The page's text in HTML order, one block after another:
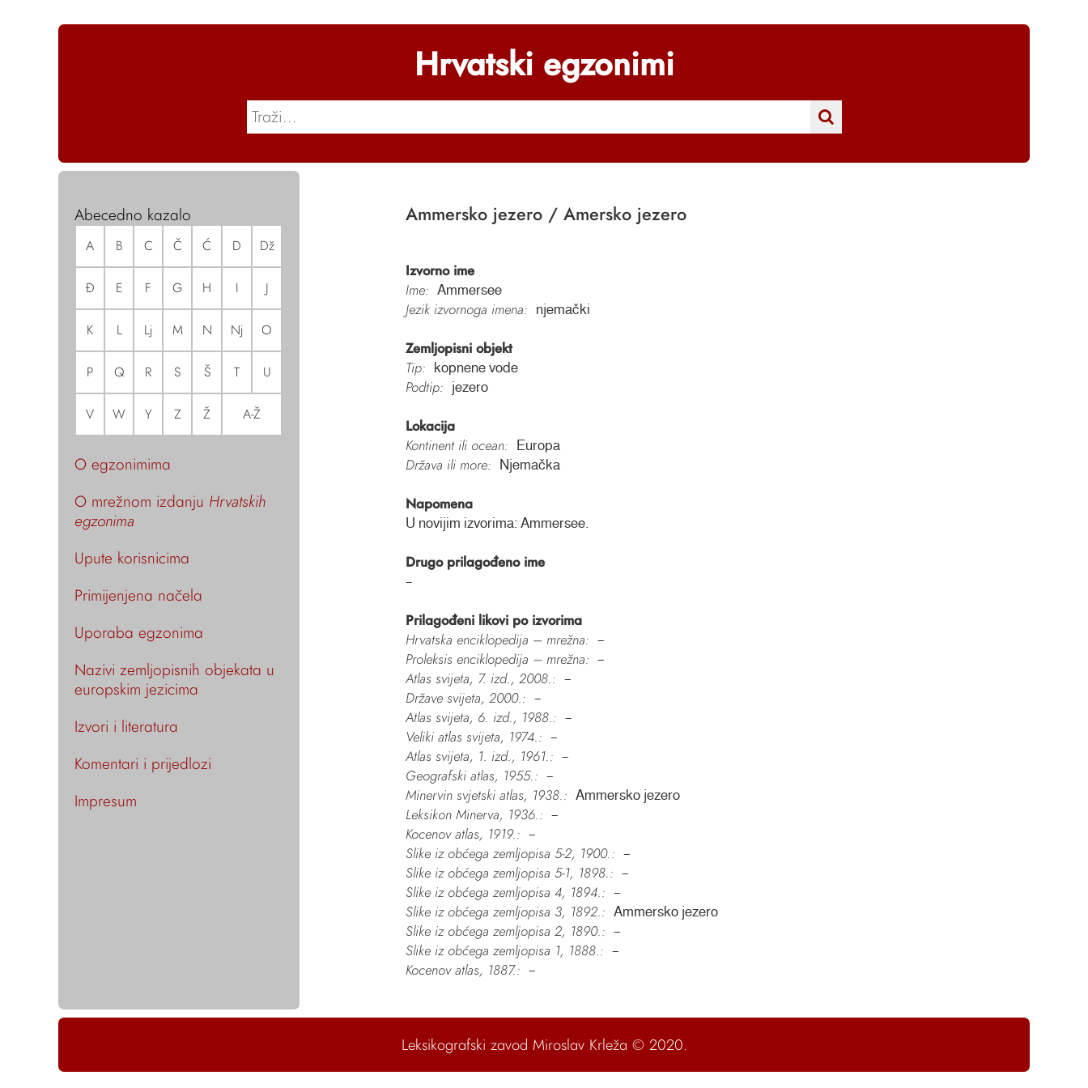
Hrvatski egzonimi
Abecedno kazalo
A B C Č Ć D Dž
Đ E F G H I J
K L Lj M N Nj O
P Q R S Š T U
V W Y Z Ž A-Ž
O egzonimima
O mrežnom izdanju Hrvatskih
egzonima
Upute korisnicima
Primijenjena načela
Uporaba egzonima
Nazivi zemljopisnih objekata u
europskim jezicima
Izvori i literatura
Komentari i prijedlozi
Impresum
Ammersko jezero / Amersko jezero
Izvorno ime
Ime:
Ammersee
Jezik izvornoga imena: njemački
Zemljopisni objekt
Tip:
kopnene vode
Podtip: jezero
Lokacija
Kontinent ili ocean:
Europa
Država ili more: Njemačka
Napomena
U novijim izvorima: Ammersee.
Drugo prilagođeno ime
–
Prilagođeni likovi po izvorima
Hrvatska enciklopedija – mrežna:
–
Proleksis enciklopedija – mrežna: –
Atlas svijeta, 7. izd., 2008.: –
Države svijeta, 2000.: –
Atlas svijeta, 6. izd., 1988.: –
Veliki atlas svijeta, 1974.: –
Atlas svijeta, 1. izd., 1961.: –
Geografski atlas, 1955.: –
Minervin svjetski atlas, 1938.: Ammersko jezero
Leksikon Minerva, 1936.: –
Kocenov atlas, 1919.: –
Slike iz obćega zemljopisa 5-2, 1900.: –
Slike iz obćega zemljopisa 5-1, 1898.: –
Slike iz obćega zemljopisa 4, 1894.: –
Slike iz obćega zemljopisa 3, 1892.: Ammersko jezero
Slike iz obćega zemljopisa 2, 1890.: –
Slike iz obćega zemljopisa 1, 1888.: –
Kocenov atlas, 1887.: –
Leksikografski zavod Miroslav Krleža © 2020.